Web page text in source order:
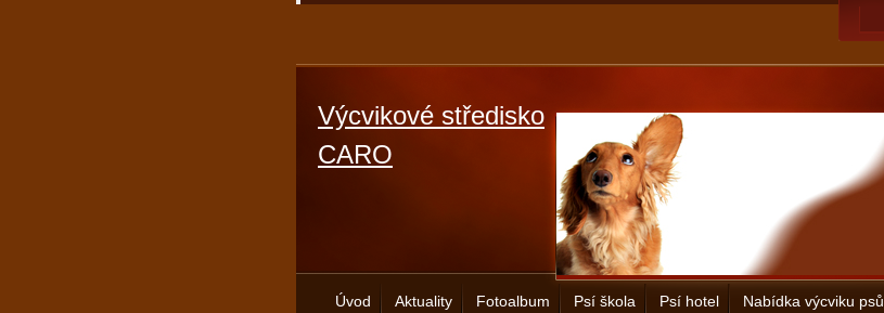
Výcvikové středisko
CARO
Úvod Aktuality Fotoalbum Psí škola Psí hotel Nabídka výcviku psů